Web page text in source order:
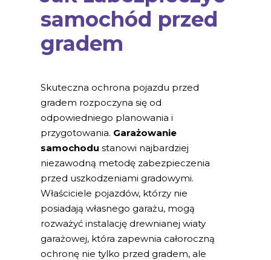
samochód przed
gradem
Skuteczna ochrona pojazdu przed
gradem rozpoczyna się od
odpowiedniego planowania i
przygotowania. Garażowanie
samochodu stanowi najbardziej
niezawodną metodę zabezpieczenia
przed uszkodzeniami gradowymi.
Właściciele pojazdów, którzy nie
posiadają własnego garażu, mogą
rozważyć instalację drewnianej wiaty
garażowej, która zapewnia całoroczną
ochronę nie tylko przed gradem, ale